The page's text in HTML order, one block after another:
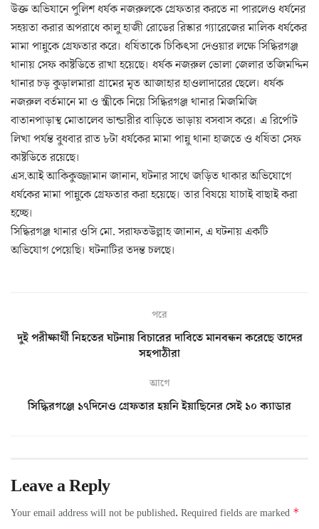
উক্ত অভিযানে পুলিশ ধর্ষক নজরুলকে গ্রেফতার করতে না পারলেও ধর্ষনের
সহয়তা করার অপরাধে কালু হাজী রোডের রিস্কার গ্যারেজের মালিক ধর্ষকের
মামা পান্নুকে গ্রেফতার করে। ধর্ষিতাকে চিকিৎসা দেওয়ার লক্ষে সিদ্ধিরগঞ্জ
থানায় সেফ কাষ্টডিতে রাখা হয়েছে। ধর্ষক নজরুল ভোলা জেলার তজিমদ্দিন
থানার চড় কুড়ালমারা গ্রামের মৃত আজাহার হাওলাদারের ছেলে। ধর্ষক
নজরুল বর্তমানে মা ও স্ত্রীকে নিয়ে সিদ্ধিরগঞ্জ থানার মিজমিজি
বাতানপাড়াস্থ মোতালেব ভান্ডারীর বাড়িতে ভাড়ায় বসবাস করে। এ রির্পোট
লিখা পর্যন্ত বুধবার রাত ৮টা ধর্ষকের মামা পান্নু থানা হাজতে ও ধর্ষিতা সেফ
কাষ্টডিতে রয়েছে।
এস.আই আকিকুজ্জামান জানান, ঘটনার সাথে জড়িত থাকার অভিযোগে
ধর্ষকের মামা পান্নুকে গ্রেফতার করা হয়েছে। তার বিষয়ে যাচাই বাছাই করা
হচ্ছে।
সিদ্ধিরগঞ্জ থানার ওসি মো. সরাফতউল্লাহ জানান, এ ঘটনায় একটি
অভিযোগ পেয়েছি। ঘটনাটির তদন্ত চলছে।
পরে
দুই পরীক্ষার্থী নিহতের ঘটনায় বিচারের দাবিতে মানবন্ধন করেছে তাদের
সহপাঠীরা
আগে
সিদ্ধিরগঞ্জে ১৭দিনেও গ্রেফতার হয়নি ইয়াছিনের সেই ১০ ক্যাডার
Leave a Reply
Your email address will not be published. Required fields are marked *